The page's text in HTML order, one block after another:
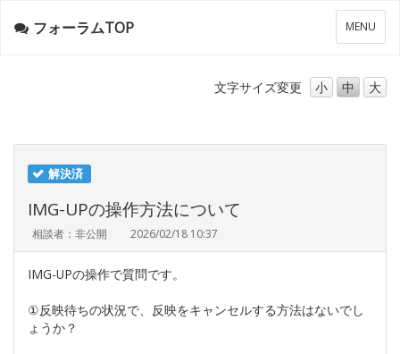
メ
ニ
ー
MENU
フォーラムTOP
文字サイズ変更 小 中 大
解決済
IMG-UPの操作方法について
相談者：非公開 2026/02/18 10:37
IMG-UPの操作で質問です。
①反映待ちの状況で、反映をキャンセルする方法はないでし
ょうか？